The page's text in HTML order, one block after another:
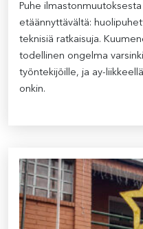
Puhe
etäännyttävältä:
teknisiä ratkaisuja.
todellinen ongelma
työntekijöille, ja ay-
onkin.